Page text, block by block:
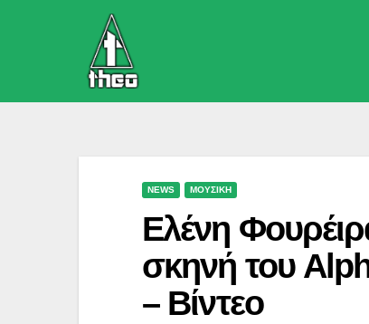
NEWS ΜΟΥΣΙΚΗ
Ελένη
σκηνή του
– Βίντεο